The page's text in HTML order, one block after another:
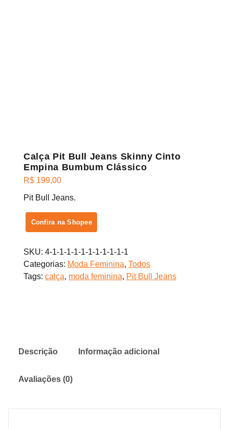
Calça Pit Bull Jeans Skinny Cinto
Empina Bumbum Clássico
R$ 199,00
Pit Bull Jeans.
Confira na Shopee
SKU: 4-1-1-1-1-1-1-1-1-1-1-1
Categorias: Moda Feminina, Todos
Tags: calça, moda feminina, Pit Bull Jeans
Descrição Informação adicional
Avaliações (0)